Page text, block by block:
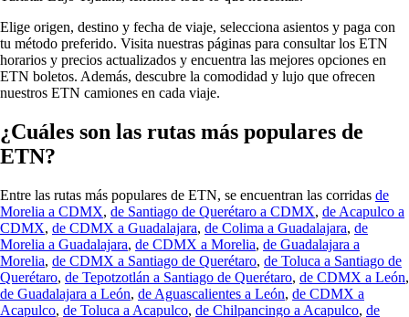
Elige origen, destino y fecha de viaje, selecciona asientos y paga con
tu método preferido. Visita nuestras páginas para consultar los ETN
horarios y precios actualizados y encuentra las mejores opciones en
ETN boletos. Además, descubre la comodidad y lujo que ofrecen
nuestros ETN camiones en cada viaje.
¿Cuáles son las rutas más populares de
ETN?
Entre las rutas más populares de ETN, se encuentran las corridas de
Morelia a CDMX, de Santiago de Querétaro a CDMX, de Acapulco a
CDMX, de CDMX a Guadalajara, de Colima a Guadalajara, de
Morelia a Guadalajara, de CDMX a Morelia, de Guadalajara a
Morelia, de CDMX a Santiago de Querétaro, de Toluca a Santiago de
Querétaro, de Tepotzotlán a Santiago de Querétaro, de CDMX a León,
de Guadalajara a León, de Aguascalientes a León, de CDMX a
Acapulco, de Toluca a Acapulco, de Chilpancingo a Acapulco, de